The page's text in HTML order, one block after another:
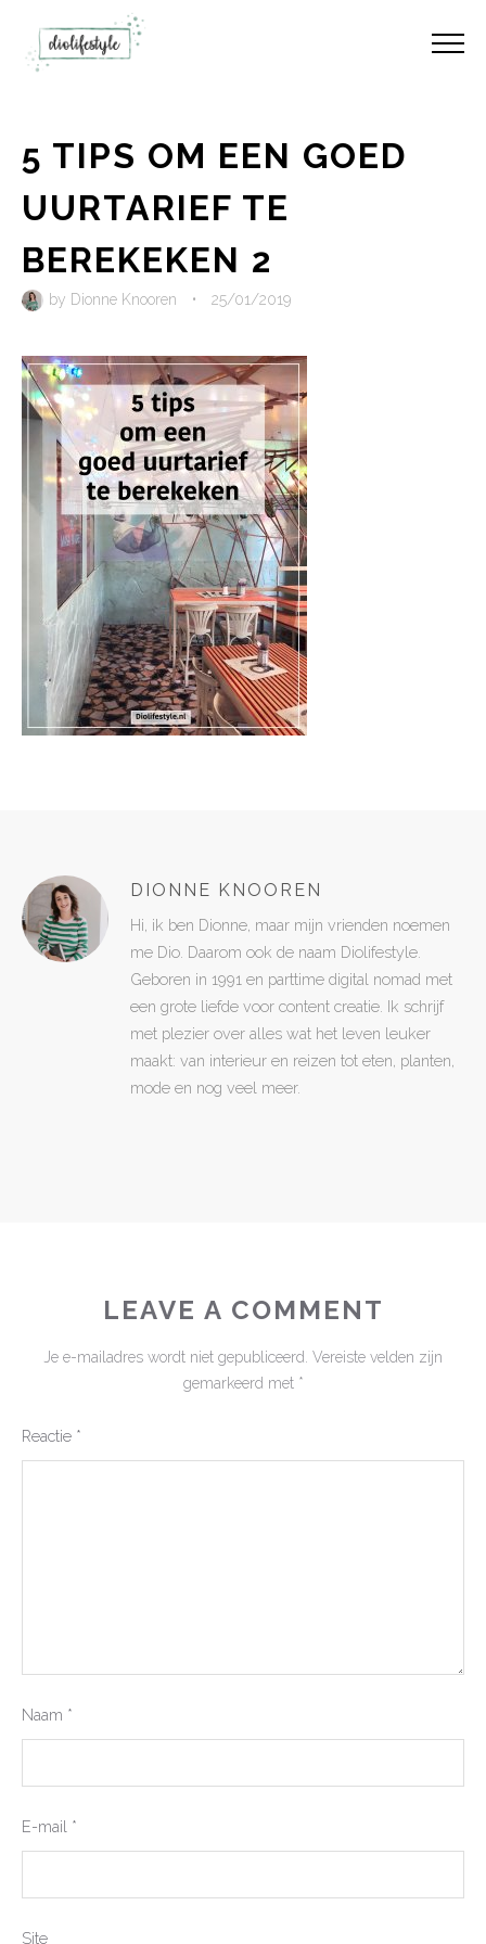
5 TIPS OM EEN GOED
UURTARIEF TE
BEREKEKEN 2
by Dionne Knooren • 25/01/2019
DIONNE KNOOREN
Hi, ik ben Dionne, maar mijn vrienden noemen
me Dio. Daarom ook de naam Diolifestyle.
Geboren in 1991 en parttime digital nomad met
een grote liefde voor content creatie. Ik schrijf
met plezier over alles wat het leven leuker
maakt: van interieur en reizen tot eten, planten,
mode en nog veel meer.
LEAVE A COMMENT
Je e-mailadres wordt niet gepubliceerd. Vereiste velden zijn
gemarkeerd met *
Reactie *
Naam *
E-mail *
Site